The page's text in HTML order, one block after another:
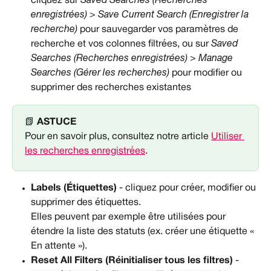
enregistrées) > Save Current Search (Enregistrer la
recherche) pour sauvegarder vos paramètres de
recherche et vos colonnes filtrées, ou sur Saved
Searches (Recherches enregistrées) > Manage
Searches (Gérer les recherches) pour modifier ou
supprimer des recherches existantes
📗 ASTUCE
Pour en savoir plus, consultez notre article Utiliser
les recherches enregistrées.
Labels (Étiquettes) - cliquez pour créer, modifier ou
supprimer des étiquettes.
Elles peuvent par exemple être utilisées pour
étendre la liste des statuts (ex. créer une étiquette «
En attente »).
Reset All Filters (Réinitialiser tous les filtres) -